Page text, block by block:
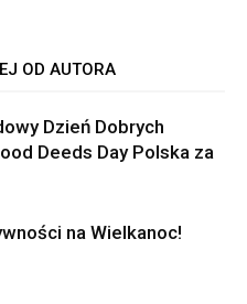
OD AUTORA
Dzień Dobrych
Deeds Day Polska za
na Wielkanoc!